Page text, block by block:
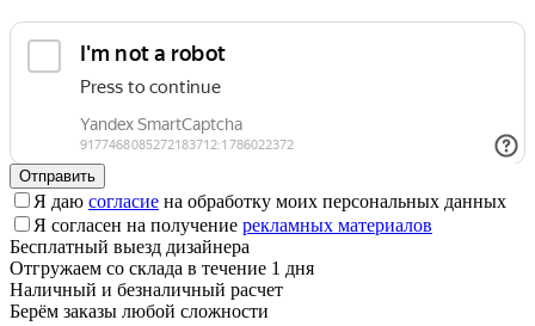
Отправить
Я даю согласие на обработку моих персональных данных
Я согласен на получение рекламных материалов
Бесплатный выезд дизайнера
Отгружаем со склада в течение 1 дня
Наличный и безналичный расчет
Берём заказы любой сложности